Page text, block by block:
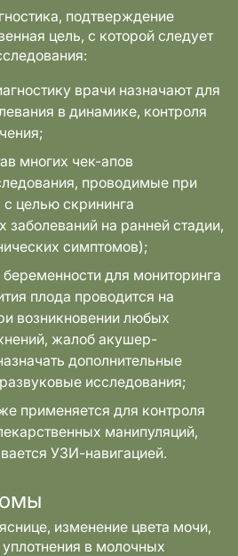
подтверждение
цель, с которой следует
врачи назначают для
в динамике, контроля
многих чек-апов
проводимые при
с целью скрининга
заболеваний на ранней стадии,
симптомов);
для мониторинга
плода проводится на
возникновении любых
жалоб акушер-
дополнительные
исследования;
применяется для контроля
манипуляций,
УЗИ-навигацией.
изменение цвета мочи,
уплотнения в молочных